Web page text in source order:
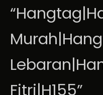
Fitri|H155”